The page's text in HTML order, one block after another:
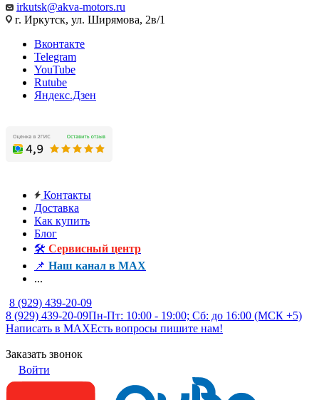
irkutsk@akva-motors.ru
г. Иркутск, ул. Ширямова, 2в/1
Вконтакте
Telegram
YouTube
Rutube
Яндекс.Дзен
Контакты
Доставка
Как купить
Блог
🛠️ Сервисный центр
📌 Наш канал в MAX
...
8 (929) 439-20-09
8 (929) 439-20-09Пн-Пт: 10:00 - 19:00; Сб: до 16:00 (МСК +5)
Написать в MAXЕсть вопросы пишите нам!
Заказать звонок
Войти